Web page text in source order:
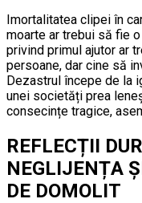
Imortalitatea clipei în
moarte ar trebui să fie
privind primul ajutor ar
persoane, dar cine să
Dezastrul începe de la
unei societăți prea
consecințe tragice,
REFLECȚII
NEGLIJENȚA
DE DOMOLIT